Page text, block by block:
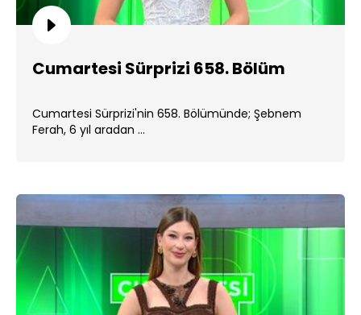
Cumartesi Sürprizi 658. Bölüm
Cumartesi Sürprizi'nin 658. Bölümünde; Şebnem
Ferah, 6 yıl aradan ...